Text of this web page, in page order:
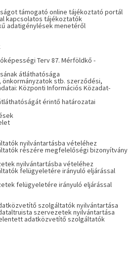
támogató online tájékoztató portál
kapcsolatos tájékoztatók
adatigénylések menetéről
Terv 87. Mérföldkő -
átláthatósága
stb. szerződési,
Központi Információs Közadat-
érintő határozatai
nyilvántartásba vételéhez
részére megfelelőségi bizonyítvány
nyilvántartásba vételéhez
felügyeletére irányuló eljárással
felügyeletére irányuló eljárással
szolgáltatók nyilvántartása
szervezetek nyilvántartása
adatközvetítő szolgáltatók